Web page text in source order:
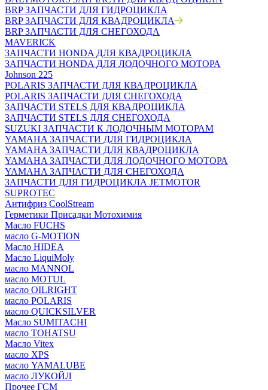
BRP ЗАПЧАСТИ ДЛЯ ГИДРОЦИКЛА
BRP ЗАПЧАСТИ ДЛЯ КВАДРОЦИКЛА
BRP ЗАПЧАСТИ ДЛЯ СНЕГОХОДА
MAVERICK
ЗАПЧАСТИ HONDA ДЛЯ КВАДРОЦИКЛА
ЗАПЧАСТИ HONDA ДЛЯ ЛОДОЧНОГО МОТОРА
Johnson 225
POLARIS ЗАПЧАСТИ ДЛЯ КВАДРОЦИКЛА
POLARIS ЗАПЧАСТИ ДЛЯ СНЕГОХОДА
ЗАПЧАСТИ STELS ДЛЯ КВАДРОЦИКЛА
ЗАПЧАСТИ STELS ДЛЯ СНЕГОХОДА
SUZUKI ЗАПЧАСТИ К ЛОДОЧНЫМ МОТОРАМ
YAMAHA ЗАПЧАСТИ ДЛЯ ГИДРОЦИКЛА
YAMAHA ЗАПЧАСТИ ДЛЯ КВАДРОЦИКЛА
YAMAHA ЗАПЧАСТИ ДЛЯ ЛОДОЧНОГО МОТОРА
YAMAHA ЗАПЧАСТИ ДЛЯ СНЕГОХОДА
ЗАПЧАСТИ ДЛЯ ГИДРОЦИКЛА JETMOTOR
SUPROTEC
Антифриз CoolStream
Герметики Присадки Мотохимия
Масло FUCHS
масло G-MOTION
Масло HIDEA
Масло LiquiMoly
масло MANNOL
масло MOTUL
масло OILRIGHT
масло POLARIS
масло QUICKSILVER
Масло SUMITACHI
масло TOHATSU
Масло Vitex
масло XPS
масло YAMALUBE
масло ЛУКОЙЛ
Прочее ГСМ